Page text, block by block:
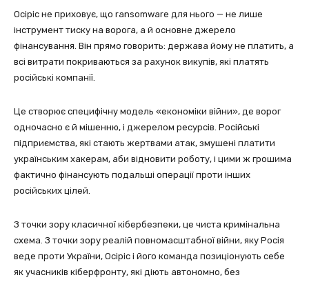
Осіріс не приховує, що ransomware для нього — не лише
інструмент тиску на ворога, а й основне джерело
фінансування. Він прямо говорить: держава йому не платить, а
всі витрати покриваються за рахунок викупів, які платять
російські компанії.
Це створює специфічну модель «економіки війни», де ворог
одночасно є й мішенню, і джерелом ресурсів. Російські
підприємства, які стають жертвами атак, змушені платити
українським хакерам, аби відновити роботу, і цими ж грошима
фактично фінансують подальші операції проти інших
російських цілей.
З точки зору класичної кібербезпеки, це чиста кримінальна
схема. З точки зору реалій повномасштабної війни, яку Росія
веде проти України, Осіріс і його команда позиціонують себе
як учасників кіберфронту, які діють автономно, без